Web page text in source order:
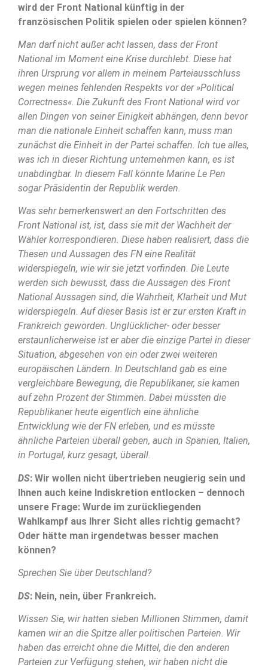
wird der Front National künftig in der
französischen Politik spielen oder spielen können?
Man darf nicht außer acht lassen, dass der Front
National im Moment eine Krise durchlebt. Diese hat
ihren Ursprung vor allem in meinem Parteiausschluss
wegen meines fehlenden Respekts vor der »Political
Correctness«. Die Zukunft des Front National wird vor
allen Dingen von seiner Einigkeit abhängen, denn bevor
man die nationale Einheit schaffen kann, muss man
zunächst die Einheit in der Partei schaffen. Ich tue alles,
was ich in dieser Richtung unternehmen kann, es ist
unabdingbar. In diesem Fall könnte Marine Le Pen
sogar Präsidentin der Republik werden.
Was sehr bemerkenswert an den Fortschritten des
Front National ist, ist, dass sie mit der Wachheit der
Wähler korrespondieren. Diese haben realisiert, dass die
Thesen und Aussagen des FN eine Realität
widerspiegeln, wie wir sie jetzt vorfinden. Die Leute
werden sich bewusst, dass die Aussagen des Front
National Aussagen sind, die Wahrheit, Klarheit und Mut
widerspiegeln. Auf dieser Basis ist er zur ersten Kraft in
Frankreich geworden. Unglücklicher- oder besser
erstaunlicherweise ist er aber die einzige Partei in dieser
Situation, abgesehen von ein oder zwei weiteren
europäischen Ländern. In Deutschland gab es eine
vergleichbare Bewegung, die Republikaner, sie kamen
auf zehn Prozent der Stimmen. Dabei müssten die
Republikaner heute eigentlich eine ähnliche
Entwicklung wie der FN erleben, und es müsste
ähnliche Parteien überall geben, auch in Spanien, Italien,
in Portugal, kurz gesagt, überall.
DS: Wir wollen nicht übertrieben neugierig sein und
Ihnen auch keine Indiskretion entlocken – dennoch
unsere Frage: Wurde im zurückliegenden
Wahlkampf aus Ihrer Sicht alles richtig gemacht?
Oder hätte man irgendetwas besser machen
können?
Sprechen Sie über Deutschland?
DS: Nein, nein, über Frankreich.
Wissen Sie, wir hatten sieben Millionen Stimmen, damit
kamen wir an die Spitze aller politischen Parteien. Wir
haben das erreicht ohne die Mittel, die den anderen
Parteien zur Verfügung stehen, wir haben nicht die